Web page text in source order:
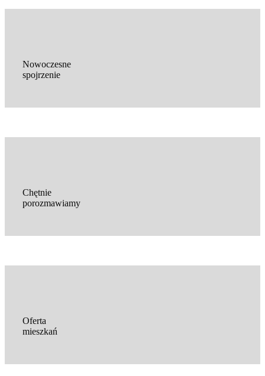
Nowoczesne
spojrzenie
Chętnie
porozmawiamy
Oferta
mieszkań